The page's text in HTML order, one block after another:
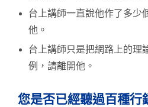
台上講師一直說他作了多少
他。
台上講師只是把網路上的理
例，請離開他。
您是否已經聽過百種行